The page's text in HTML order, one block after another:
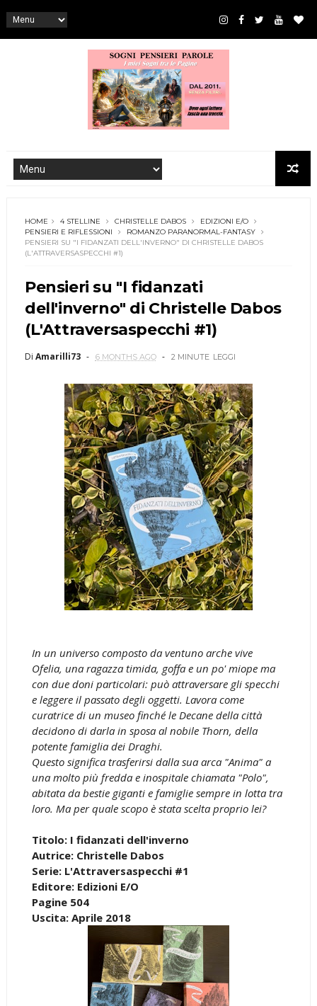
HOME 4 STELLINE CHRISTELLE DABOS
EDIZIONI E/O
PENSIERI E RIFLESSIONI
ROMANZO PARANORMAL-FANTASY
PENSIERI SU "I FIDANZATI DELL'INVERNO" DI CHRISTELLE DABOS
(L'ATTRAVERSASPECCHI #1)
Pensieri su "I fidanzati
dell'inverno" di Christelle Dabos
(L'Attraversaspecchi #1)
Di Amarilli73 6 MONTHS AGO 2 MINUTE LEGGI
In un universo composto da ventuno arche vive
Ofelia, una ragazza timida, goffa e un po' miope ma
con due doni particolari: può attraversare gli specchi
e leggere il passato degli oggetti. Lavora come
curatrice di un museo finché le Decane della città
decidono di darla in sposa al nobile Thorn, della
potente famiglia dei Draghi.
Questo significa trasferirsi dalla sua arca "Anima" a
una molto più fredda e inospitale chiamata "Polo",
abitata da bestie giganti e famiglie sempre in lotta tra
loro. Ma per quale scopo è stata scelta proprio lei?
Titolo: I fidanzati dell'inverno
Autrice: Christelle Dabos
Serie: L'Attraversaspecchi #1
Editore: Edizioni E/O
Pagine 504
Uscita: Aprile 2018